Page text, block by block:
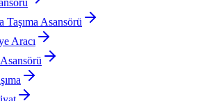
Asansörü
Aracı